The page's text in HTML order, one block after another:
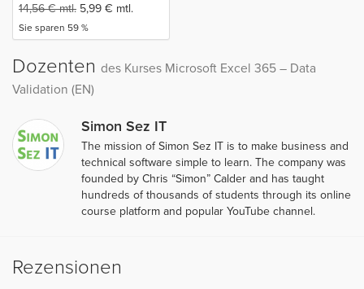
14,56€mtl. 5,99 € mtl.
Sie sparen 59 %
Dozenten des Kurses Microsoft Excel 365 – Data
Validation (EN)
Simon Sez IT
The mission of Simon Sez IT is to make business and
technical software simple to learn. The company was
founded by Chris “Simon” Calder and has taught
hundreds of thousands of students through its online
course platform and popular YouTube channel.
Rezensionen